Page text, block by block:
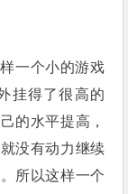
一个小的游戏
挂得了很高的
的水平提高，
没有动力继续
所以这样一个